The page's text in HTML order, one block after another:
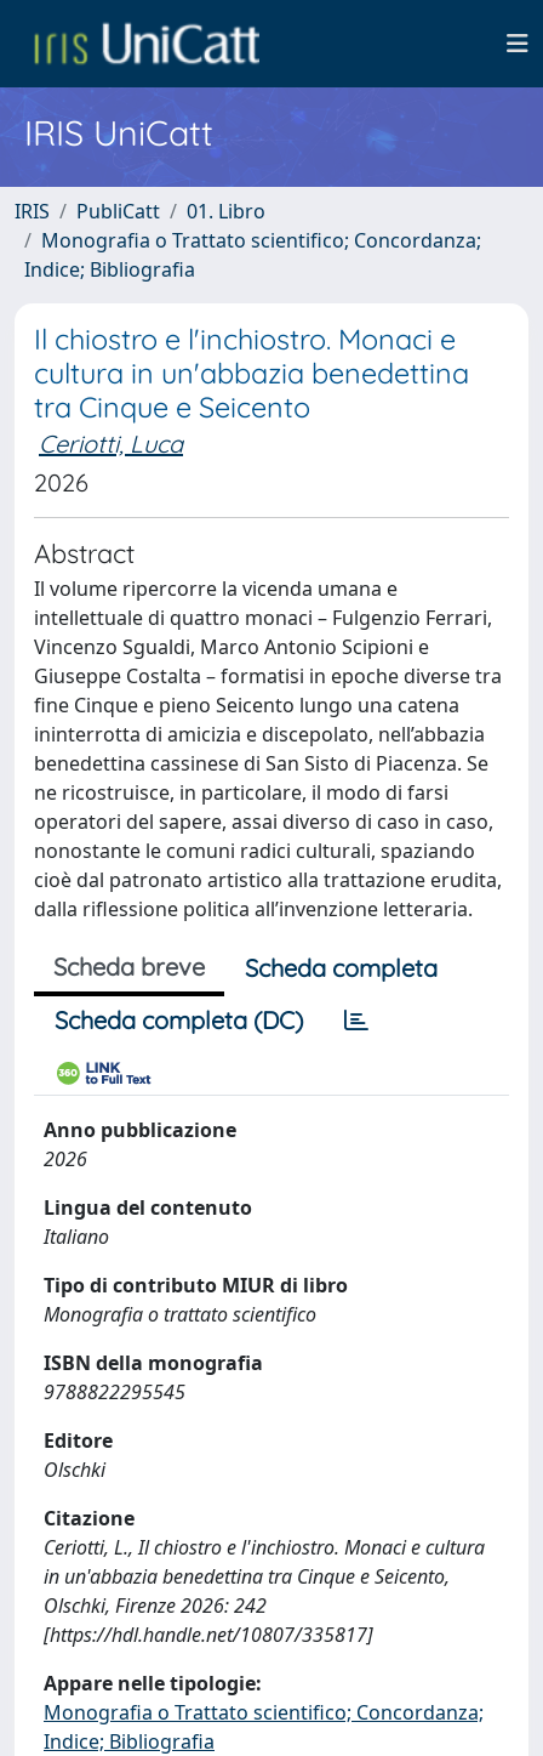
IRIS UniCatt
IRIS PubliCatt
01. Libro
Monografia o Trattato scientifico; Concordanza;
Indice; Bibliografia
Il chiostro e l'inchiostro. Monaci e
cultura in un'abbazia benedettina
tra Cinque e Seicento
Ceriotti, Luca
2026
Abstract
Il volume ripercorre la vicenda umana e
intellettuale di quattro monaci – Fulgenzio Ferrari,
Vincenzo Sgualdi, Marco Antonio Scipioni e
Giuseppe Costalta – formatisi in epoche diverse tra
fine Cinque e pieno Seicento lungo una catena
ininterrotta di amicizia e discepolato, nell’abbazia
benedettina cassinese di San Sisto di Piacenza. Se
ne ricostruisce, in particolare, il modo di farsi
operatori del sapere, assai diverso di caso in caso,
nonostante le comuni radici culturali, spaziando
cioè dal patronato artistico alla trattazione erudita,
dalla riflessione politica all’invenzione letteraria.
Scheda breve
Scheda completa
Scheda completa (DC)
Anno pubblicazione
2026
Lingua del contenuto
Italiano
Tipo di contributo MIUR di libro
Monografia o trattato scientifico
ISBN della monografia
9788822295545
Editore
Olschki
Citazione
Ceriotti, L., Il chiostro e l'inchiostro. Monaci e cultura
in un'abbazia benedettina tra Cinque e Seicento,
Olschki, Firenze 2026: 242
[https://hdl.handle.net/10807/335817]
Appare nelle tipologie:
Monografia o Trattato scientifico; Concordanza;
Indice; Bibliografia